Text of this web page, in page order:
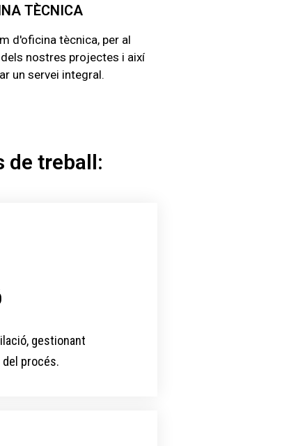
TÈCNICA​
d'oficina tècnica, per al
nostres projectes i així
un servei integral.​
de treball:​
gestionant
procés.​